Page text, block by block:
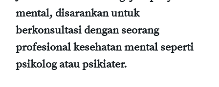
mental, disarankan untuk
berkonsultasi dengan seorang
profesional kesehatan mental seperti
psikolog atau psikiater.